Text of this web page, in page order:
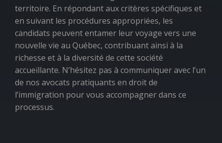
territoire. En répondant aux critères spécifiques et
en suivant les procédures appropriées, les
candidats peuvent entamer leur voyage vers une
nouvelle vie au Québec, contribuant ainsi à la
richesse et à la diversité de cette société
accueillante. N’hésitez pas à communiquer avec l’un
de nos avocats pratiquants en droit de
l’immigration pour vous accompagner dans ce
processus.